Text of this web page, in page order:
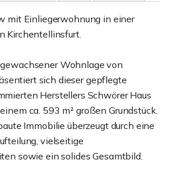
mit Einliegerwohnung in einer
Kirchentellinsfurt.
Wohnlage von
sich dieser gepflegte
Herstellers Schwörer Haus
ca. 593 m² großen Grundstück.
Immobilie überzeugt durch eine
vielseitige
sowie ein solides Gesamtbild.